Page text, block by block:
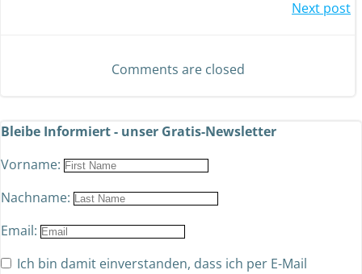
Next post
Comments are closed
Bleibe Informiert - unser Gratis-Newsletter
Vorname:
Nachname:
Email:
Ich bin damit einverstanden, dass ich per E-Mail